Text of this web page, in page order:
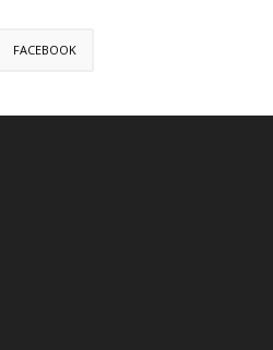
FACEBOOK